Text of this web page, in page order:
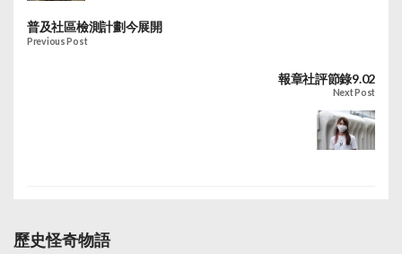
普及社區檢測計劃今展開
Previous Post
報章社評節錄9.02
Next Post
歷史怪奇物語